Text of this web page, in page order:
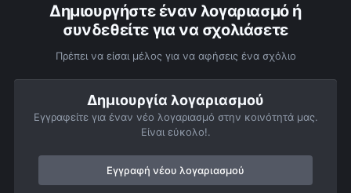
Δημιουργήστε έναν λογαριασμό ή
συνδεθείτε για να σχολιάσετε
Πρέπει να είσαι μέλος για να αφήσεις ένα σχόλιο
Δημιουργία λογαριασμού
Εγγραφείτε για έναν νέο λογαριασμό στην κοινότητά μας.
Είναι εύκολο!.
Εγγραφή νέου λογαριασμού